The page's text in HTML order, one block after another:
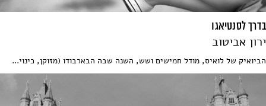
בדרך לסנטיאגו
ירון אביטוב
הביואיק של לואיס, מודל חמישים ושש, השנה שבה הבארבודו (מזוקן, כינוי...